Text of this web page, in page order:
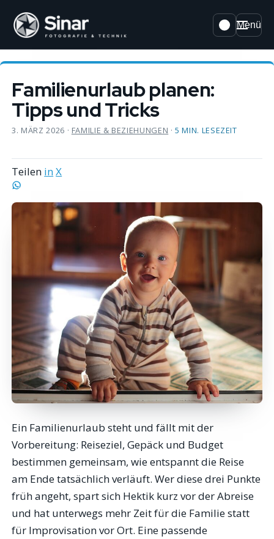
Menü
Familienurlaub planen:
Tipps und Tricks
3. MÄRZ 2026 · FAMILIE & BEZIEHUNGEN ·5 MIN. LESEZEIT
Teilen inX
Ein Familienurlaub steht und fällt mit der
Vorbereitung: Reiseziel, Gepäck und Budget
bestimmen gemeinsam, wie entspannt die Reise
am Ende tatsächlich verläuft. Wer diese drei Punkte
früh angeht, spart sich Hektik kurz vor der Abreise
und hat unterwegs mehr Zeit für die Familie statt
für Improvisation vor Ort. Eine passende